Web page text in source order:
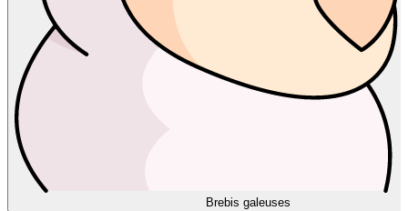
Brebis galeuses